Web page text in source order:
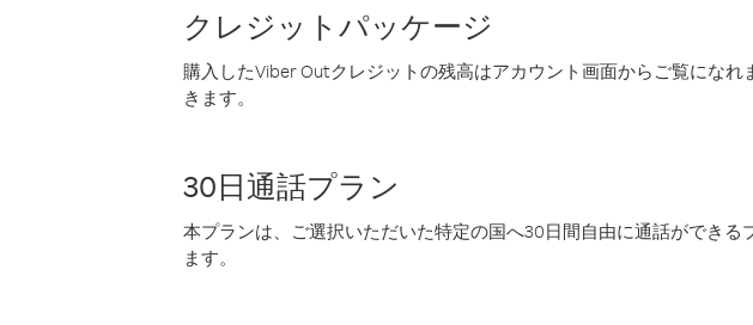
クレジットパッケージ
購入したViber Outクレジットの残高はアカウント画面からご覧にな
きます。
30日通話プラン
本プランは、ご選択いただいた特定の国へ30日間自由に通話ができ
ます。